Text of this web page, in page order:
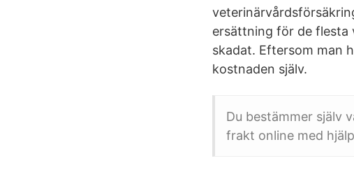
ersättning för de flesta
skadat. Eftersom man
kostnaden själv.
Du bestämmer själv
frakt online med